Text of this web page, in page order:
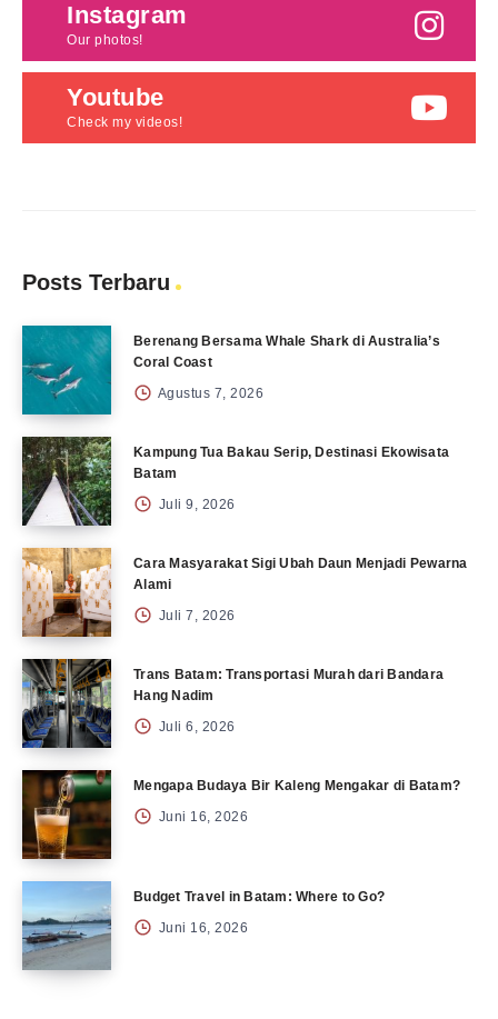
Instagram
Our photos!
Youtube
Check my videos!
Posts Terbaru
Berenang Bersama Whale Shark di Australia’s
Coral Coast
Agustus 7, 2026
Kampung Tua Bakau Serip, Destinasi Ekowisata
Batam
Juli 9, 2026
Cara Masyarakat Sigi Ubah Daun Menjadi Pewarna
Alami
Juli 7, 2026
Trans Batam: Transportasi Murah dari Bandara
Hang Nadim
Juli 6, 2026
Mengapa Budaya Bir Kaleng Mengakar di Batam?
Juni 16, 2026
Budget Travel in Batam: Where to Go?
Juni 16, 2026